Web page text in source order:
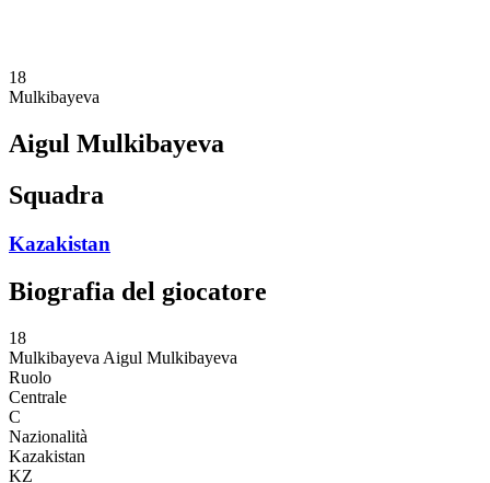
18
Mulkibayeva
Aigul Mulkibayeva
Squadra
Kazakistan
Biografia del giocatore
18
Mulkibayeva Aigul Mulkibayeva
Ruolo
Centrale
C
Nazionalità
Kazakistan
KZ